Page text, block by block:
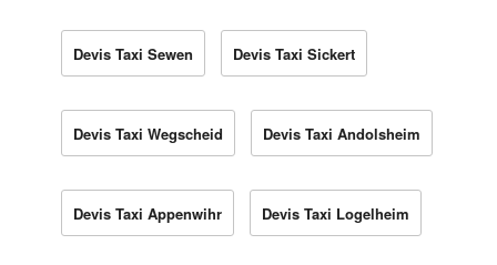
Devis Taxi Sewen Devis Taxi Sickert
Devis Taxi Wegscheid Devis Taxi Andolsheim
Devis Taxi Appenwihr Devis Taxi Logelheim